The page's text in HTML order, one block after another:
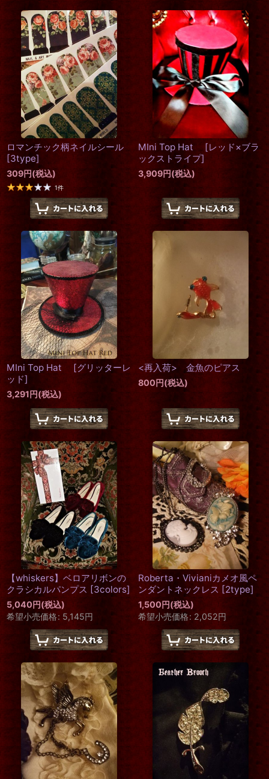
ロマンチック柄ネイルシール
[3type]
309円(税込)
1件
MIni Top Hat [レッド×ブラ
ックストライプ]
3,909円(税込)
MIni Top Hat [グリッターレ
ッド]
3,291円(税込)
<再入荷> 金魚のピアス
800円(税込)
【whiskers】ベロアリボンの
クラシカルパンプス [3colors]
5,040円(税込)
希望小売価格: 5,145円
Roberta・Vivianiカメオ風ペ
ンダントネックレス [2type]
1,500円(税込)
希望小売価格: 2,052円